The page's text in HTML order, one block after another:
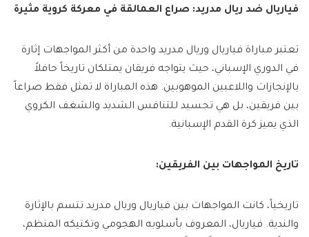
فياريال ضد ريال مدريد: صراع العمالقة في معركة كروية مثيرة
تعتبر مباراة فياريال وريال مدريد واحدة من أكثر المواجهات إثارة
في الدوري الإسباني، حيث يتواجه فريقان يمتلكان تاريخاً حافلاً
بالإنجازات واللاعبين الموهوبين. هذه المباراة لا تمثل فقط صراعاً
بين فريقين، بل هي تجسيد للتنافس الشديد والشغف الكروي
الذي يميز كرة القدم الإسبانية.
تاريخ المواجهات بين الفريقين:
تاريخياً، كانت المواجهات بين فياريال وريال مدريد تتسم بالإثارة
والندية. فياريال، المعروف بأسلوبه الهجومي وتكتيكه المنظم،